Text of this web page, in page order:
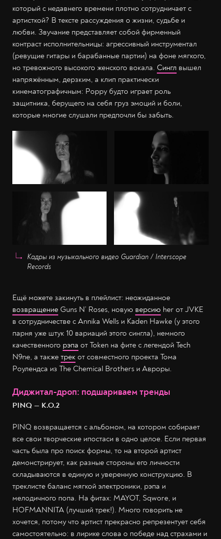
который с недавнего времени плотно сотрудничает с
артисткой? В тексте рассуждения о жизни, судьбе и
любви. Звучание представляет собой фирменный
контраст исполнительницы: агрессивный инструментал
(ревущие гитары и барабанные партии) на фоне мягкого,
но тревожного высокого женского вокала. Сингл вышел
напряжённым, дерзким, а клип практически
кинематографичным: Poppy будто играет роль
защитника, берущего на себя груз эмоций и боли,
которые многие слушали предпочли бы забыть.
Кадры из музыкального видео Guardian / Interscope
Records
Ещё можете закинуть в плейлист: неожиданное
возвращение Guns N’ Roses, новую версию her от JVKE
в сотрудничестве с Annika Wells и Kaden Hawke (у этого
парня уже штук 10 вариаций этого сингла), немного
качественного рэпа от Token на фите с легендой Tech
N9ne, а также трек от совместного проекта Тома
Роулендса из The Chemical Brothers и Авроры.
Диджитал-дроп: подшариваем тренды
PINQ — K.O.2
PINQ возвращается с альбомом, на котором собирает
все свои творческие ипостаси в одно целое. Если первая
часть была про поиск формы, то на второй артист
демонстрирует, как разные стороны его личности
складываются в единую и уверенную конструкцию. В
треклисте баланс мягкой электроники, рэпа и
мелодичного попа. На фитах: MAYOT, Sqwore, и
HOFMANNITA (лучший трек!). Много говорить не
хочется, потому что артист прекрасно репрезентует себя
самостоятельно: в лирике слова о победе над страхами и